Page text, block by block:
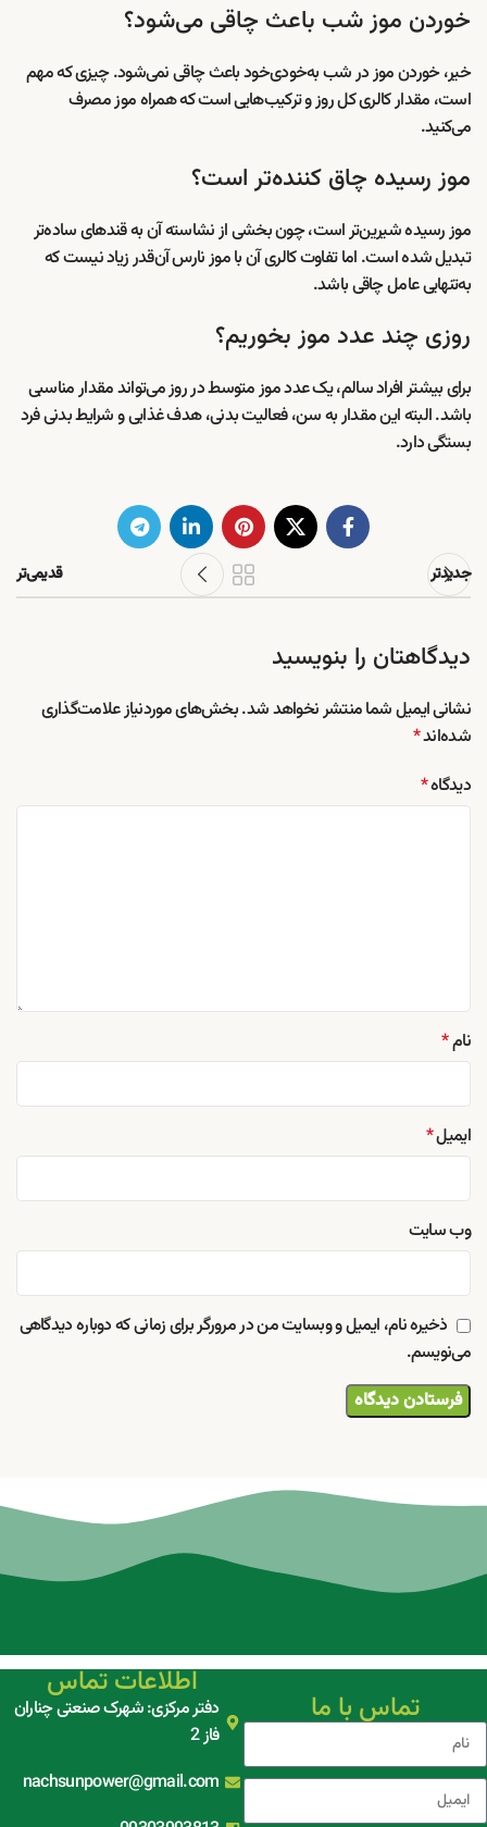
خوردن موز شب باعث چاقی می‌شود؟
خیر، خوردن موز در شب به‌خودی‌خود باعث چاقی نمی‌شود. چیزی که مهم
است، مقدار کالری کل روز و ترکیب‌هایی است که همراه موز مصرف
می‌کنید.
موز رسیده چاق کننده‌تر است؟
موز رسیده شیرین‌تر است، چون بخشی از نشاسته آن به قندهای ساده‌تر
تبدیل شده است. اما تفاوت کالری آن با موز نارس آن‌قدر زیاد نیست که
به‌تنهایی عامل چاقی باشد.
روزی چند عدد موز بخوریم؟
برای بیشتر افراد سالم، یک عدد موز متوسط در روز می‌تواند مقدار مناسبی
باشد. البته این مقدار به سن، فعالیت بدنی، هدف غذایی و شرایط بدنی فرد
بستگی دارد.
جدیدتر قدیمی‌تر
دیدگاهتان را بنویسید
نشانی ایمیل شما منتشر نخواهد شد.بخش‌های موردنیاز علامت‌گذاری
شده‌اند*
دیدگاه*
نام*
ایمیل*
وب‌ سایت
ذخیره نام، ایمیل و وبسایت من در مرورگر برای زمانی که دوباره دیدگاهی
می‌نویسم.
تماس با ما
اطلاعات تماس
دفتر مرکزی: شهرک صنعتی چناران
فاز 2
nachsunpower@gmail.com